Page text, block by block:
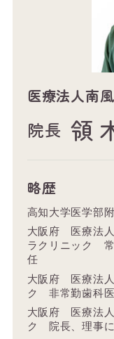
医療法人南
院長 領
略歴
高知大学医学部
大阪府 医療法
ラクリニック
任
大阪府 医療法
ク 非常勤歯科
大阪府 医療法
ク 院長、理事